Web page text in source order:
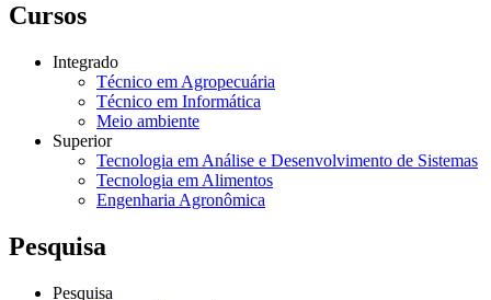
Cursos
Integrado
Técnico em Agropecuária
Técnico em Informática
Meio ambiente
Superior
Tecnologia em Análise e Desenvolvimento de Sistemas
Tecnologia em Alimentos
Engenharia Agronômica
Pesquisa
Pesquisa